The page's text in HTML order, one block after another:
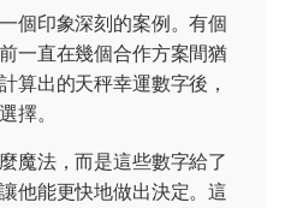
個印象深刻的案例。有個
一直在幾個合作方案間猶
算出的天秤幸運數字後，
擇。
魔法，而是這些數字給了
他能更快地做出決定。這